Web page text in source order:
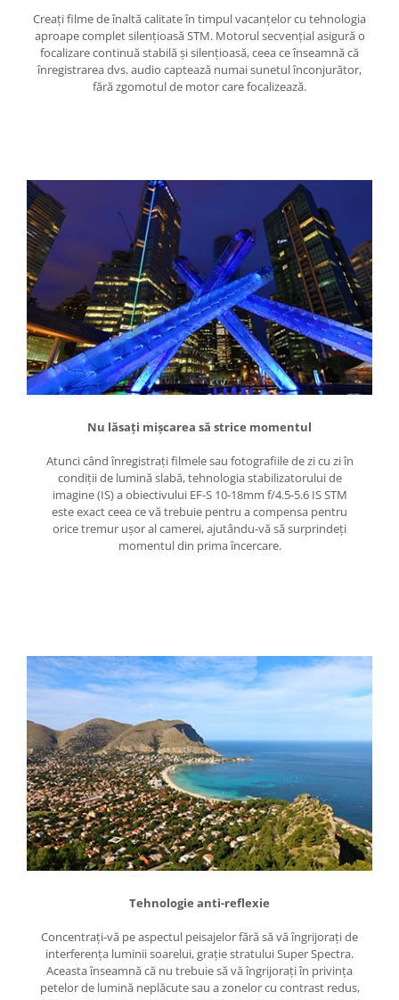
Trepiede si monopiede
Trepiede foto
Trepiede video
Trepied / Monopied Carbon
Cap trepied si monopied
Carucioare trepied (Dolly)
Placute cap trepied
Huse trepied / stativ lumini
Sina Focus pentru Macro
Accesorii trepiede si monopiede
Selfie Stick
Studio/Lumini si accesorii
Blitz-uri mobile, cu acumulatori
Softbox-uri
Accesorii Blitz-uri studio
Lampi lumina continua
Stative/boom-uri pentru lumini
Blende
Umbrele
Corturi si mese pt. fotografia de
produs
Declansatoare Radio si Infrarosu
Huse si genti pentru studio
Becuri si lampa blitz studio
Suruburi si piulite, adaptoare de
trecere
Imprimante si Consumabile
Cartuse si cerneluri
Imprimante
Scannere Documente
Creaţi filme de înaltă calitate în timpul vacanţelor cu tehnologia
aproape complet silenţioasă STM. Motorul secvenţial asigură o
focalizare continuă stabilă şi silenţioasă, ceea ce înseamnă că
înregistrarea dvs. audio captează numai sunetul înconjurător,
fără zgomotul de motor care focalizează.
Nu lăsaţi mişcarea să strice momentul
Atunci când înregistraţi filmele sau fotografiile de zi cu zi în
condiţii de lumină slabă, tehnologia stabilizatorului de
imagine (IS) a obiectivului EF-S 10-18mm f/4.5-5.6 IS STM
este exact ceea ce vă trebuie pentru a compensa pentru
orice tremur uşor al camerei, ajutându-vă să surprindeţi
momentul din prima încercare.
Tehnologie anti-reflexie
Concentraţi-vă pe aspectul peisajelor fără să vă îngrijoraţi de
interferenţa luminii soarelui, graţie stratului Super Spectra.
Aceasta înseamnă că nu trebuie să vă îngrijoraţi în privinţa
petelor de lumină neplăcute sau a zonelor cu contrast redus,